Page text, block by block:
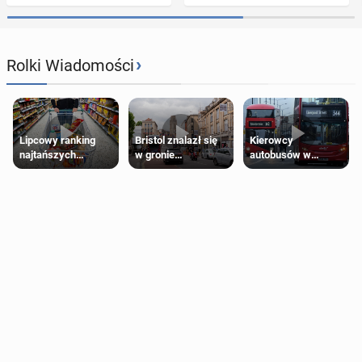
Rolki Wiadomości›
Lipcowy ranking
najtańszych
supermarketów
Bristol znalazł się
w gronie
najlepszych
Kierowcy
autobusów w
Londynie